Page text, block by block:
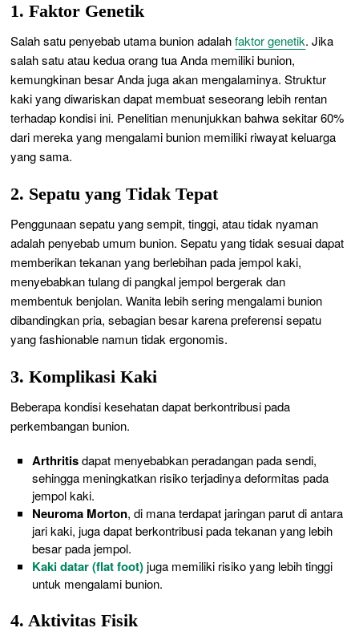
1. Faktor Genetik
Salah satu penyebab utama bunion adalahfaktor genetik. Jika
salah satu atau kedua orang tua Anda memiliki bunion,
kemungkinan besar Anda juga akan mengalaminya. Struktur
kaki yang diwariskan dapat membuat seseorang lebih rentan
terhadap kondisi ini. Penelitian menunjukkan bahwa sekitar 60%
dari mereka yang mengalami bunion memiliki riwayat keluarga
yang sama.
2. Sepatu yang Tidak Tepat
Penggunaan sepatu yang sempit, tinggi, atau tidak nyaman
adalah penyebab umum bunion. Sepatu yang tidak sesuai dapat
memberikan tekanan yang berlebihan pada jempol kaki,
menyebabkan tulang di pangkal jempol bergerak dan
membentuk benjolan. Wanita lebih sering mengalami bunion
dibandingkan pria, sebagian besar karena preferensi sepatu
yang fashionable namun tidak ergonomis.
3. Komplikasi Kaki
Beberapa kondisi kesehatan dapat berkontribusi pada
perkembangan bunion.
Arthritisdapat menyebabkan peradangan pada sendi,
sehingga meningkatkan risiko terjadinya deformitas pada
jempol kaki.
Neuroma Morton, di mana terdapat jaringan parut di antara
jari kaki, juga dapat berkontribusi pada tekanan yang lebih
besar pada jempol.
Kaki datar (flat foot)juga memiliki risiko yang lebih tinggi
untuk mengalami bunion.
4. Aktivitas Fisik